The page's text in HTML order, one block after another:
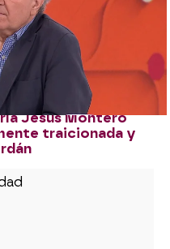
la imagen de la
para clonar el
para clonar el
y registra ADIF
Jesús Montero
traicionada y